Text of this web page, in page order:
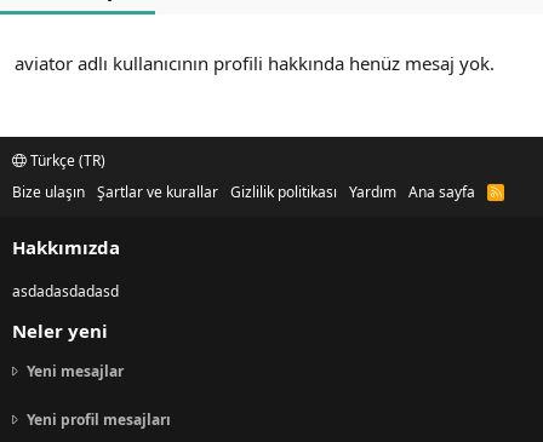
aviator adlı kullanıcının profili hakkında henüz mesaj yok.
Türkçe (TR)
Bize ulaşın Şartlar ve kurallar Gizlilik politikası Yardım Ana sayfa
R
Hakkımızda
asdadasdadasd
Neler yeni
Yeni mesajlar
Yeni profil mesajları